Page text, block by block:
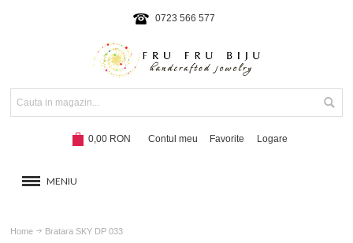
0723 566 577
0,00 RON Contul meu Favorite Logare
MENIU
Home Bratara SKY DP 033